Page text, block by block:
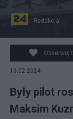
na zdjęciu:
rosyjskiego
działając w
przeleciał tą
Redakcja
Obserwuj
19.02.2024
Były pilot
Maksim